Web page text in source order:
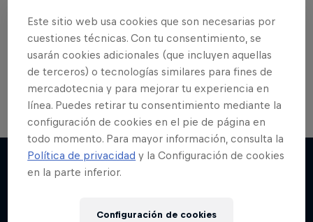
Red Bull Batalla Nueva Historia:
20 Años de Rimas
Este sitio web usa cookies que son necesarias por
cuestiones técnicas. Con tu consentimiento, se
usarán cookies adicionales (que incluyen aquellas
de terceros) o tecnologías similares para fines de
mercadotecnia y para mejorar tu experiencia en
línea. Puedes retirar tu consentimiento mediante la
configuración de cookies en el pie de página en
todo momento. Para mayor información, consulta la
Política de privacidad y la Configuración de cookies
en la parte inferior.
Configuración de cookies